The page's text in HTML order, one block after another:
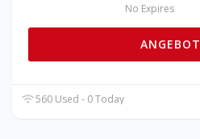
No Expires
ANGEBOT
560 Used - 0 Today